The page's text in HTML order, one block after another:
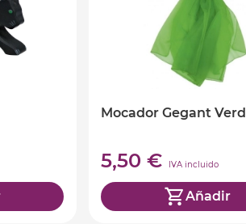
Mocador Gegant Verd
5,50 € IVA incluido
Añadir